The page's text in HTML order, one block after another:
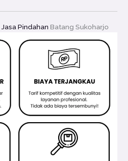
Jasa Pindahan Batang Sukoharjo